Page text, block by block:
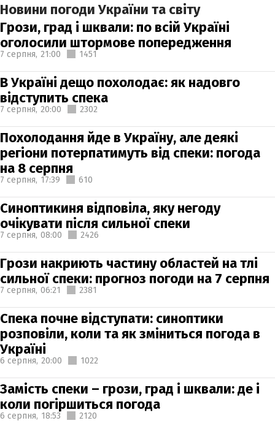
Новини погоди України та світу
Грози, град і шквали: по всій Україні
оголосили штормове попередження
7 серпня, 21:00 1451
В Україні дещо похолодає: як надовго
відступить спека
7 серпня, 20:00 2302
Похолодання йде в Україну, але деякі
регіони потерпатимуть від спеки: погода
на 8 серпня
7 серпня, 17:39 610
Синоптикиня відповіла, яку негоду
очікувати після сильної спеки
7 серпня, 08:00 2426
Грози накриють частину областей на тлі
сильної спеки: прогноз погоди на 7 серпня
7 серпня, 06:21 2381
Спека почне відступати: синоптики
розповіли, коли та як зміниться погода в
Україні
6 серпня, 20:00 1022
Замість спеки – грози, град і шквали: де і
коли погіршиться погода
6 серпня, 18:53 2120